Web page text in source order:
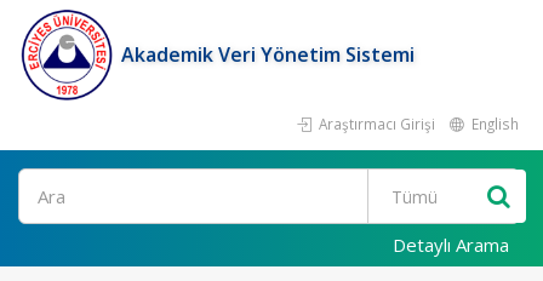
Akademik Veri Yönetim Sistemi
Araştırmacı Girişi English
Ara
Detaylı Arama